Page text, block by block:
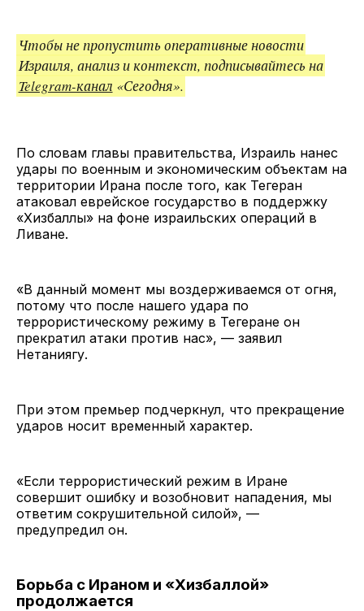
Чтобы не пропустить оперативные новости
Израиля, анализ и контекст, подписывайтесь на
Telegram-канал «Сегодня».
По словам главы правительства, Израиль нанес
удары по военным и экономическим объектам на
территории Ирана после того, как Тегеран
атаковал еврейское государство в поддержку
«Хизбаллы» на фоне израильских операций в
Ливане.
«В данный момент мы воздерживаемся от огня,
потому что после нашего удара по
террористическому режиму в Тегеране он
прекратил атаки против нас», — заявил
Нетаниягу.
При этом премьер подчеркнул, что прекращение
ударов носит временный характер.
«Если террористический режим в Иране
совершит ошибку и возобновит нападения, мы
ответим сокрушительной силой», —
предупредил он.
Борьба с Ираном и «Хизбаллой»
продолжается